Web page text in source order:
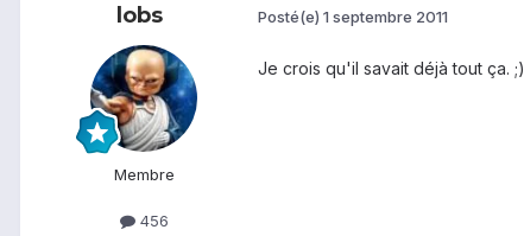
lobs
Membre
456
Posté(e) 1 septembre 2011
Je crois qu'il savait déjà tout ça. ;)